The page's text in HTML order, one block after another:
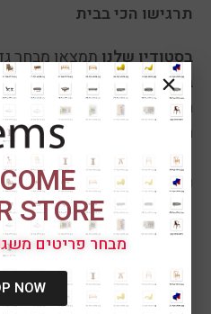
תרגישו הכי בבית
בסטודיו שלנותמצאו מבחר
בעיצוב עדכני המושפעים
הבינלאומית, ריהוט מעוצב
האוכל ולחדר השינה, שלא
פונקציונלית. כל זה כדי
נוח ומזמין. תרגישו בבית.
STORE
מבחר פריטים
NOW